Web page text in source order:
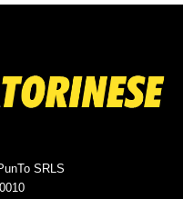
SRLS